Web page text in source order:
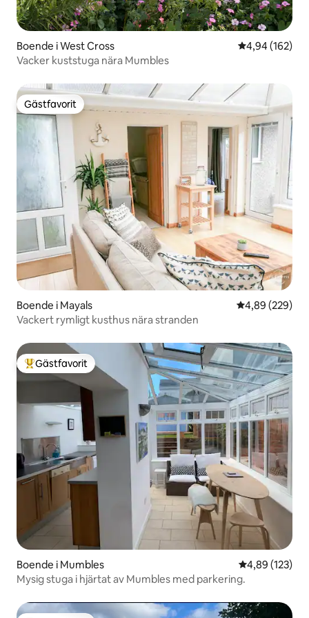
Boende i West Cross 4,94 av 5 i
4,94 (162)
Vacker kuststuga nära Mumbles
Gästfavorit
Gästfavorit
Boende i Mayals 4,89 av 5 i
4,89 (229)
Vackert rymligt kusthus nära stranden
Populär gästfavorit
Gästfavorit
Boende i Mumbles 4,89 av 5 i
4,89 (123)
Mysig stuga i hjärtat av Mumbles med parkering.